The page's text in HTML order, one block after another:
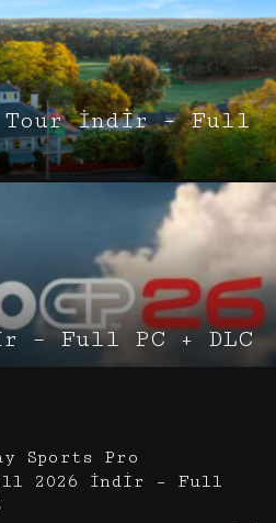
Tour İndir – Full
– Full PC + DLC
Sports Pro
2026 İndir – Full